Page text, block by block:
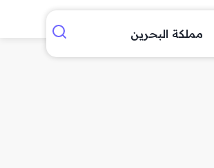
مملكة البحرين